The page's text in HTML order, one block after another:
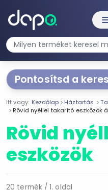
Pontosítsd a
Segítünk a
Válaszd ki a
Ár szűrése
790 Ft
Itt vagy: Kezdőlap Háztartás
Rövid nyéllel takarító eszközök
Rövid
eszközök
20 termék / 1. oldal